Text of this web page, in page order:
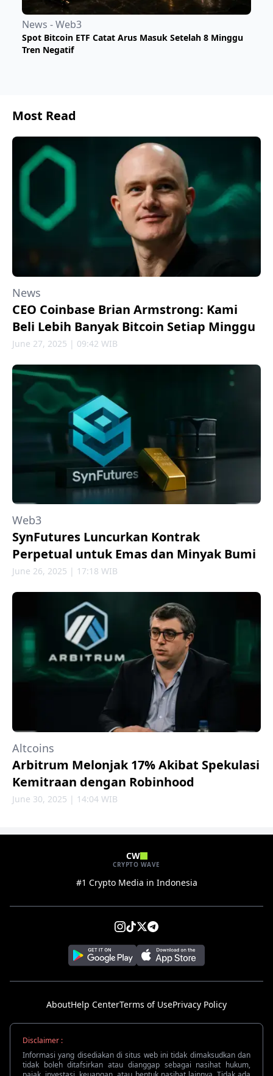
News - Web3
Spot Bitcoin ETF Catat Arus Masuk Setelah 8 Minggu
Tren Negatif
Most Read
News
CEO Coinbase Brian Armstrong: Kami
Beli Lebih Banyak Bitcoin Setiap Minggu
June 27, 2025 | 09:42 WIB
Web3
SynFutures Luncurkan Kontrak
Perpetual untuk Emas dan Minyak Bumi
June 26, 2025 | 17:18 WIB
Altcoins
Arbitrum Melonjak 17% Akibat Spekulasi
Kemitraan dengan Robinhood
June 30, 2025 | 14:04 WIB
CW
CRYPTO WAVE
#1 Crypto Media in Indonesia
AboutHelp CenterTerms of UsePrivacy Policy
Disclaimer :
Informasi yang disediakan di situs web ini tidak dimaksudkan dan
tidak boleh ditafsirkan atau dianggap sebagai nasihat hukum,